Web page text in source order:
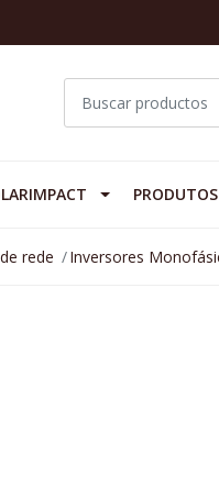
PRODUTOS
rede Inversores